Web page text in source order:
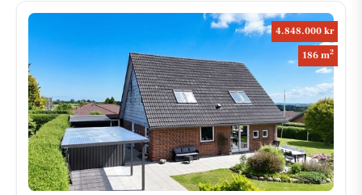
4.848.000 kr
186 m2